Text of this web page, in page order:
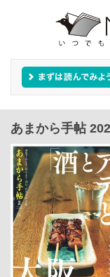
あまから手帖